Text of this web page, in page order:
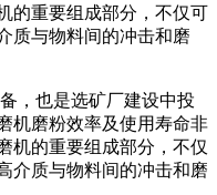
的重要组成部分，不仅可
质与物料间的冲击和磨
，也是选矿厂建设中投
机磨粉效率及使用寿命非
机的重要组成部分，不仅
介质与物料间的冲击和磨